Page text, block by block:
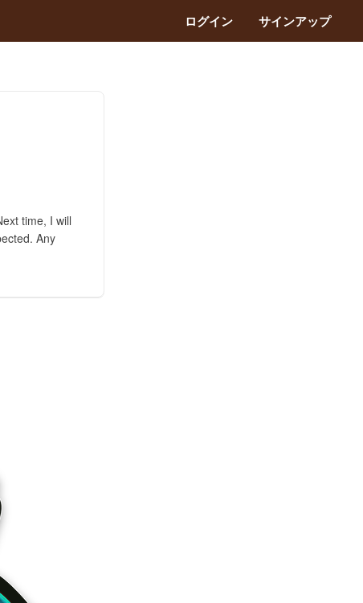
ログイン サインアップ
time, I will
Any